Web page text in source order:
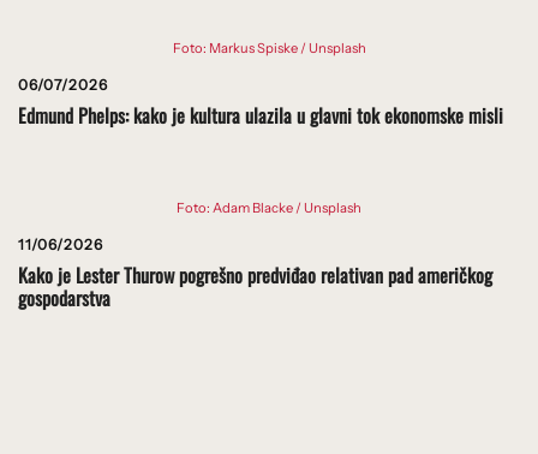
Foto: Markus Spiske / Unsplash
06/07/2026
Edmund Phelps: kako je kultura ulazila u glavni tok ekonomske misli
Foto: Adam Blacke / Unsplash
11/06/2026
Kako je Lester Thurow pogrešno predviđao relativan pad američkog
gospodarstva